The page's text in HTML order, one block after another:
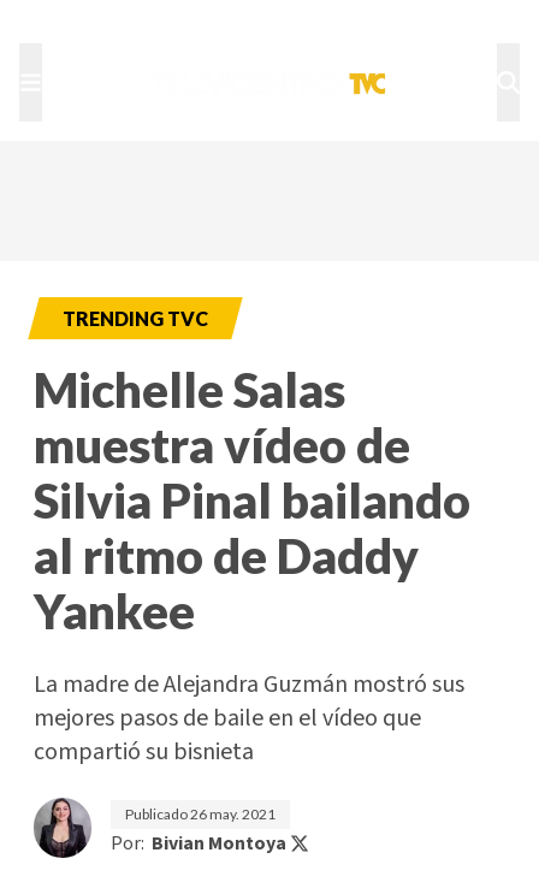
TRENDING TVC
Michelle Salas
muestra vídeo de
Silvia Pinal bailando
al ritmo de Daddy
Yankee
La madre de Alejandra Guzmán mostró sus
mejores pasos de baile en el vídeo que
compartió su bisnieta
Publicado26 may. 2021
Por: Bivian Montoya